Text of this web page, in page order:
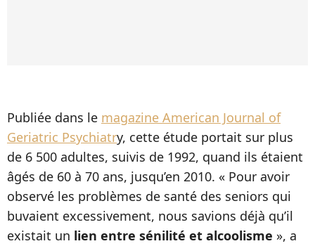
Publiée dans le magazine American Journal of
Geriatric Psychiatry, cette étude portait sur plus
de 6 500 adultes, suivis de 1992, quand ils étaient
âgés de 60 à 70 ans, jusqu’en 2010. « Pour avoir
observé les problèmes de santé des seniors qui
buvaient excessivement, nous savions déjà qu’il
existait un lien entre sénilité et alcoolisme », a